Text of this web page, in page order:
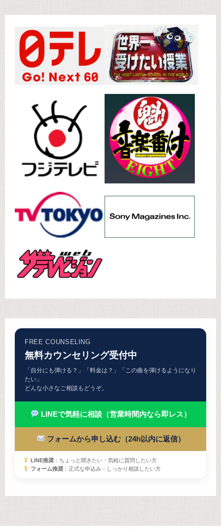
FREE COUNSELING
無料カウンセリング受付中
「自分にも弾ける？」「料金は？」「この曲を弾けるようになり
たい」
どんな小さなご相談もどうぞ。
LINEで気軽に相談（営業時間内なら即レス）
フォームから申し込む（24h以内に返信）
LINE推奨：ちょっと聞きたい・気軽に質問したい方
フォーム推奨：正式な申込み・しっかり相談したい方